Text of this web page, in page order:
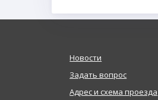
Новости
Задать вопрос
Адрес и схема проезда